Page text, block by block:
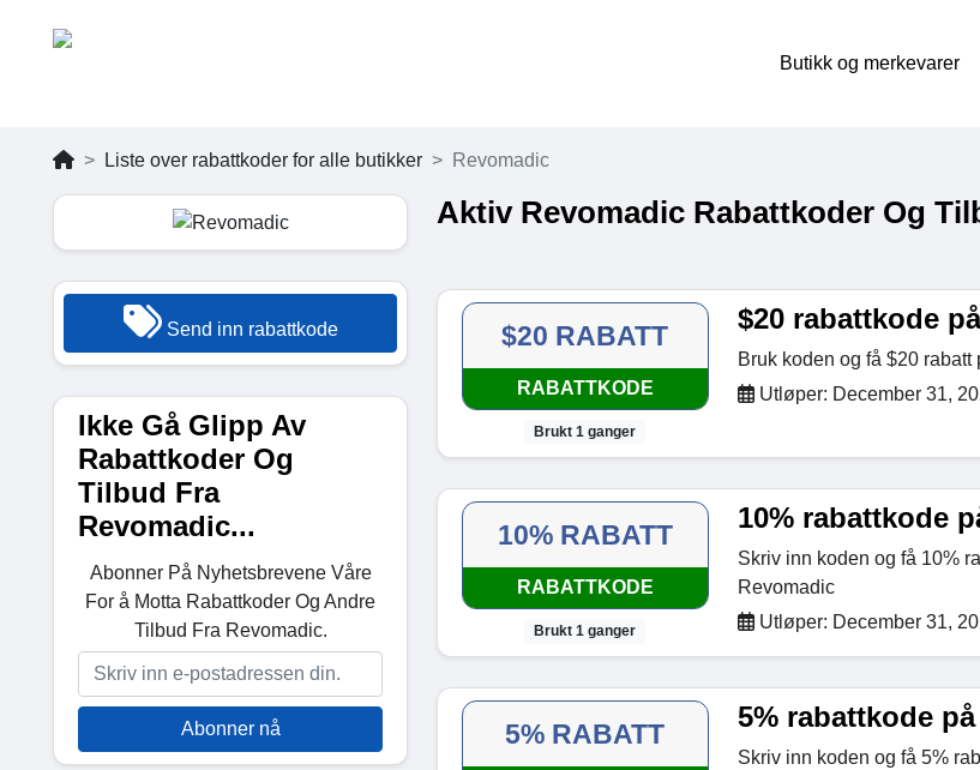
Butikk og merkevarer
Liste over rabattkoder for alle butikker Revomadic
Send inn rabattkode
Ikke Gå Glipp Av
Rabattkoder Og
Tilbud Fra
Revomadic...
Abonner På Nyhetsbrevene Våre
For å Motta Rabattkoder Og Andre
Tilbud Fra Revomadic.
Abonner nå
Aktiv Revomadic Rabattkoder Og
$20 RABATT
RABATTKODE
Brukt 1 ganger
$20 rabattkode
Bruk koden og få $20
Utløper: December 31,
10% RABATT
RABATTKODE
Brukt 1 ganger
10% rabattkode
Skriv inn koden og få 10%
Revomadic
Utløper: December 31,
5% RABATT
5% rabattkode
Skriv inn koden og få 5%